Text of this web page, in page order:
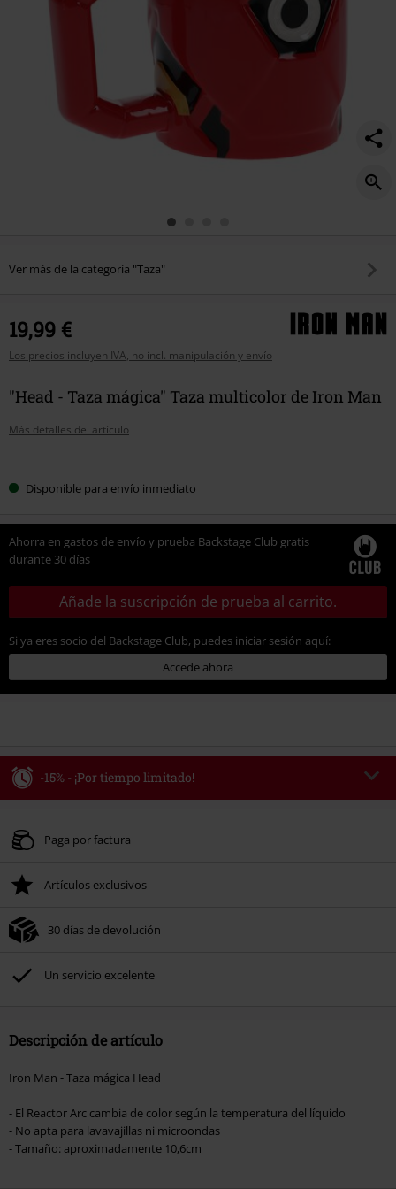
Ver más de la categoría "Taza"
19,99 €
Los precios incluyen IVA, no incl. manipulación y envío
"Head - Taza mágica" Taza multicolor de Iron Man
Más detalles del artículo
tu Disponible para envío inmediato
Ahorra en gastos de envío y prueba Backstage Club gratis
durante 30 días
Añade la suscripción de prueba al carrito.
Si ya eres socio del Backstage Club, puedes iniciar sesión aquí:
Accede ahora
-15% - ¡Por tiempo limitado!
Válido hasta 8/9/26
Tras introducir el código, el descuento se deducirá automáticamente al final
No acumulable con otras promociones Códigos promocionales.. Quedan
Rammstein, (Till) Lindemann, Böhse Onkelz, Broilers, Die Ärzte, Die Toten
Hosen, Metality, Funko Pop!, vales regalo y artículos que incluyan una
Paga por factura
Artículos exclusivos
30 días de devolución
Un servicio excelente
Descripción de artículo
Iron Man - Taza mágica Head
- El Reactor Arc cambia de color según la temperatura del líquido
- No apta para lavavajillas ni microondas
- Tamaño: aproximadamente 10,6cm